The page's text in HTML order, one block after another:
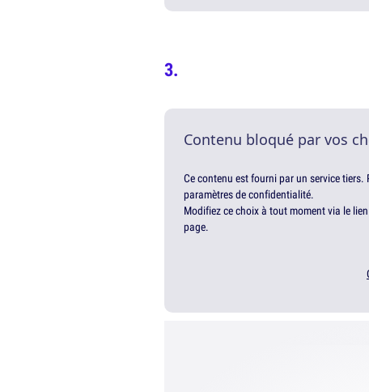
Contenu bloqué par vos
Ce contenu est fourni par un service
paramètres de confidentialité.
Modifiez ce choix à tout moment via le
page.